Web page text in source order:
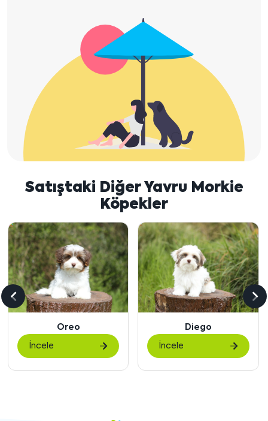
Satıştaki Diğer Yavru Morkie
Köpekler
Oreo
İncele
Diego
İncele
Önceki
göster